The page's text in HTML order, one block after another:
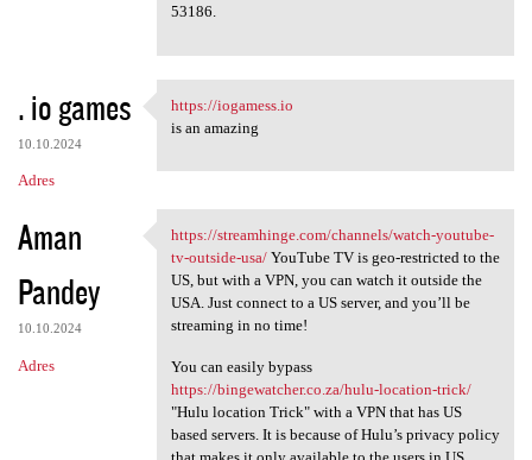
53186.
. io games
10.10.2024
Adres
https://iogamess.io
https://iogamess.io
is an amazing
Aman
Pandey
10.10.2024
Adres
https://streamhinge.com
https://streamhinge.com/channels/watch-youtube-
tv-outside-usa/YouTube TV is geo-restricted to the
US, but with a VPN, you can watch it outside the
USA. Just connect to a US server, and you’ll be
streaming in no time!
You can easily bypass
https://bingewatcher.co.za/hulu-location-trick/
"Hulu location Trick" with a VPN that has US
based servers. It is because of Hulu’s privacy policy